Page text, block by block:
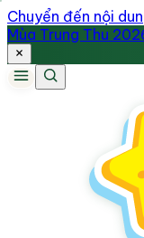
Chuyển đến nội
Mùa Trung Thu